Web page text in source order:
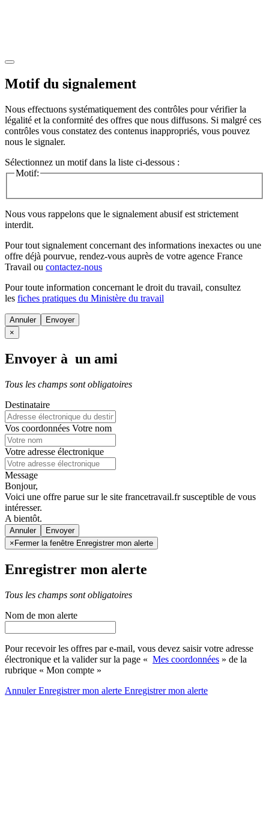
Motif du signalement
Nous effectuons systématiquement des contrôles pour vérifier la
légalité et la conformité des offres que nous diffusons. Si malgré ces
contrôles vous constatez des contenus inappropriés, vous pouvez
nous le signaler.
Sélectionnez un motif dans la liste ci-dessous :
Motif:
Nous vous rappelons que le signalement abusif est strictement
interdit.
Pour tout signalement concernant des informations inexactes ou une
offre déjà pourvue, rendez-vous auprès de votre agence France
Travail ou contactez-nous
Pour toute information concernant le droit du travail, consultez
les fiches pratiques du Ministère du travail
Annuler
×
Envoyer à un ami
Tous les champs sont obligatoires
Destinataire
Vos coordonnées Votre nom
Votre adresse électronique
Message
Bonjour,
Voici une offre parue sur le site francetravail.fr susceptible de vous
intéresser.
A bientôt.
Annuler
× Fermer la fenêtre Enregistrer mon alerte
Enregistrer mon alerte
Tous les champs sont obligatoires
Nom de mon alerte
Pour recevoir les offres par e-mail, vous devez saisir votre adresse
électronique et la valider sur la page « Mes coordonnées » de la
rubrique « Mon compte »
AnnulerEnregistrer mon alerte Enregistrermon alerte